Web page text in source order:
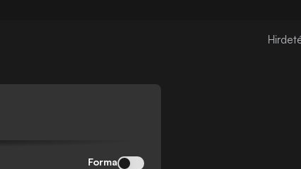
Forma